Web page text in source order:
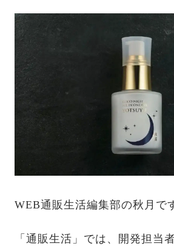
WEB通販生活編集部の秋月で
「通販生活」では、開発担当